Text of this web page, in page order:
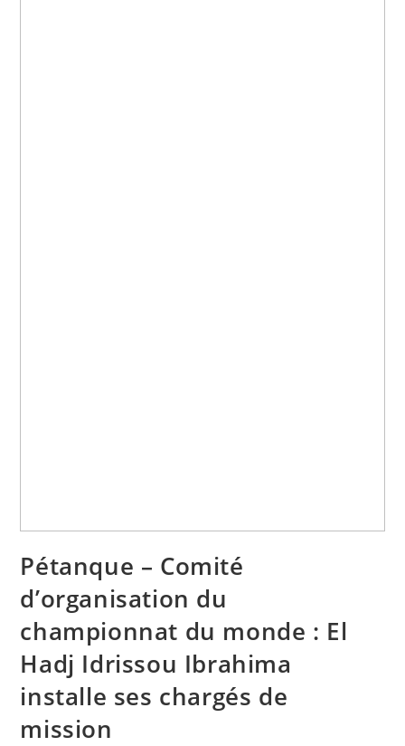
Pétanque – Comité
d’organisation du
championnat du monde : El
Hadj Idrissou Ibrahima
installe ses chargés de
mission